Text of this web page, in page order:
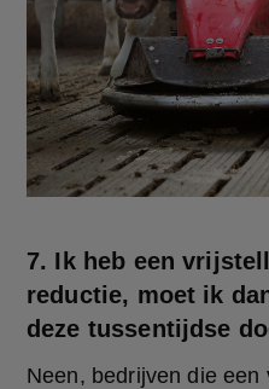
7. Ik heb een
reductie, moet ik
deze tussentijdse
Neen, bedrijven die een